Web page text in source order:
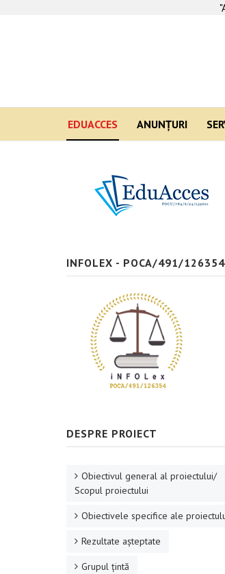
EDUACCES ANUNŢURI
INFOLEX - POCA/491/126354
DESPRE PROIECT
Obiectivul general al proiectului/
Scopul proiectului
Obiectivele specifice ale
Rezultate aşteptate
Grupul ţintă